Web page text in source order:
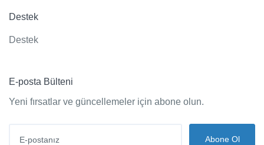
Destek
Destek
E-posta Bülteni
Yeni fırsatlar ve güncellemeler için abone olun.
Abone Ol